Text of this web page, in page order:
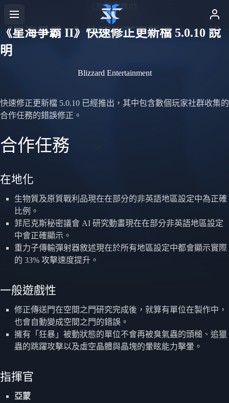
《星海爭霸II》
《星海爭霸 II》快速修正更新檔 5.0.10 說
明
Blizzard Entertainment
快速修正更新檔 5.0.10 已經推出，其中包含數個玩家社群收集的
合作任務的錯誤修正。
合作任務
在地化
生物質及原質戰利品現在在部分的非英語地區設定中為正確
比例。
菲尼克斯秘密議會 AI 研究動畫現在在部分非英語地區設定
中會正確顯示。
重力子傳輸彈射器敘述現在於所有地區設定中都會顯示實際
的 33% 攻擊速度提升。
一般遊戲性
修正傳送門在空間之門研究完成後，就算有單位在製作中，
也會自動變成空間之門的錯誤。
擁有「狂暴」被動狀態的單位不會再被臭氣蟲的頭槌、追獵
蟲的跳躍攻擊以及虛空晶體與晶塊的暈眩能力擊暈。
指揮官
亞蒙